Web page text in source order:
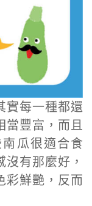
實每一種都還
當豐富，而且
瓜很適合食
有那麼好，
彩鮮艷，反而